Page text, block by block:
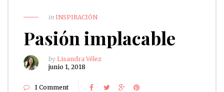
in INSPIRACIÓN
Pasión implacable
by Lisandra Vélez
junio 1, 2018
1 Comment